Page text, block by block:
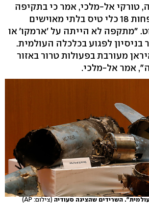
טורקי אל-מלכי, אמר כי בתקיפה
נעשה שימוש בלפחות 18 כלי טיס בלתי מאוישים
"מתקפה לא הייתה על 'ארמקו' או
בניסיון לפגוע בכלכלה העולמית.
מעורבת בפעולות טרור באזור
אמר אל-מלכי.
השרידים שהציגה סעודיה(צילום: AP)